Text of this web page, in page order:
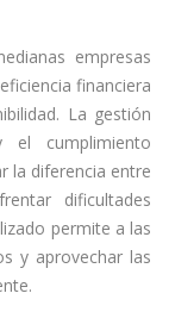
empresas
financiera
La gestión
el cumplimiento
la diferencia entre
dificultades
permite a las
y aprovechar las